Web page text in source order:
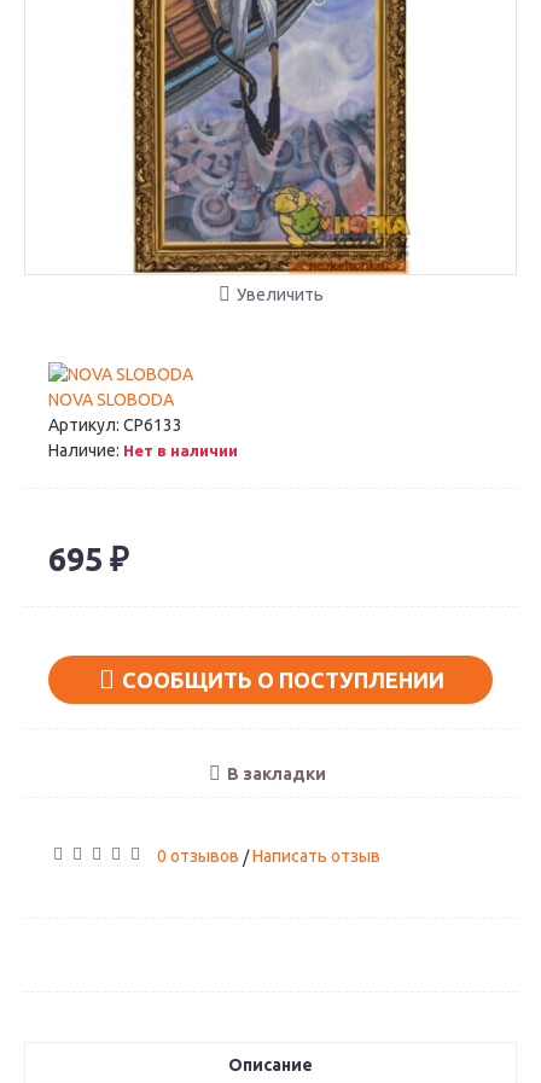
Увеличить
NOVA SLOBODA
Артикул: СР6133
Наличие: Нет в наличии
695 ₽
СООБЩИТЬ О ПОСТУПЛЕНИИ
В закладки
0 отзывов /Написать отзыв
Описание